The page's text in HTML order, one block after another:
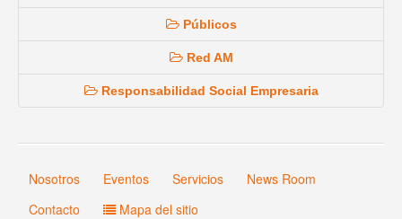
Públicos
Red AM
Responsabilidad Social Empresaria
Nosotros Eventos Servicios
News Room
Contacto
Mapa del sitio